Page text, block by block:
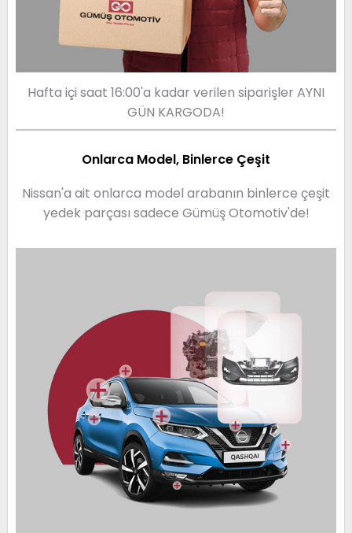
Hafta içi saat 16:00'a kadar verilen siparişler AYNI
GÜN KARGODA!
Onlarca Model, Binlerce Çeşit
Nissan'a ait onlarca model arabanın binlerce çeşit
yedek parçası sadece Gümüş Otomotiv'de!